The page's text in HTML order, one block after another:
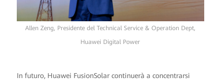
Allen Zeng, Presidente del Technical Service & Operation Dept,
Huawei Digital Power
In futuro, Huawei FusionSolar continuerà a concentrarsi